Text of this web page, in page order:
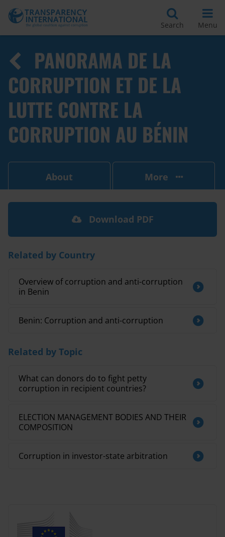
Search Menu
PANORAMA DE LA
CORRUPTION ET DE LA
LUTTE CONTRE LA
CORRUPTION AU BÉNIN
About More
Download PDF
Related by Country
Overview of corruption and anti-corruption
in Benin
Benin: Corruption and anti-corruption
Related by Topic
What can donors do to fight petty
corruption in recipient countries?
ELECTION MANAGEMENT BODIES AND THEIR
COMPOSITION
Corruption in investor-state arbitration